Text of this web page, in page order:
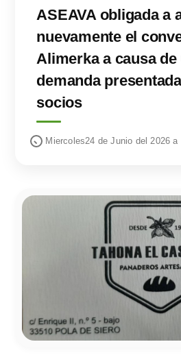
ASEAVA obligada a
nuevamente el
Alimerka a causa de
demanda
socios
Miercoles24 de Junio del 2026 a